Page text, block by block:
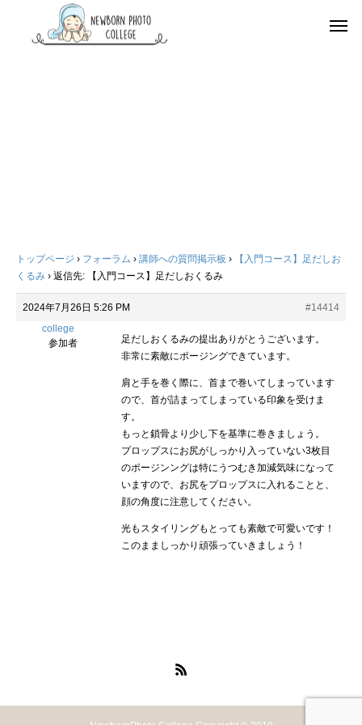
トップページ › フォーラム › 講師への質問掲示板 ›
【入門コース】足だしお
くるみ › 返信先: 【入門コース】足だしおくるみ
2024年7月26日 5:26 PM
#14414
college
参加者
足だしおくるみの提出ありがとうございます。
非常に素敵にポージングできています。
肩と手を巻く際に、首まで巻いてしまっています
ので、首が詰まってしまっている印象を受けま
す。
もっと鎖骨より少し下を基準に巻きましょう。
プロップスにお尻がしっかり入っていない3枚目
のポージンングは特にうつむき加減気味になって
いますので、お尻をプロップスに入れることと、
顔の角度に注意してください。
光もスタイリングもとっても素敵で可愛いです！
このまましっかり頑張っていきましょう！